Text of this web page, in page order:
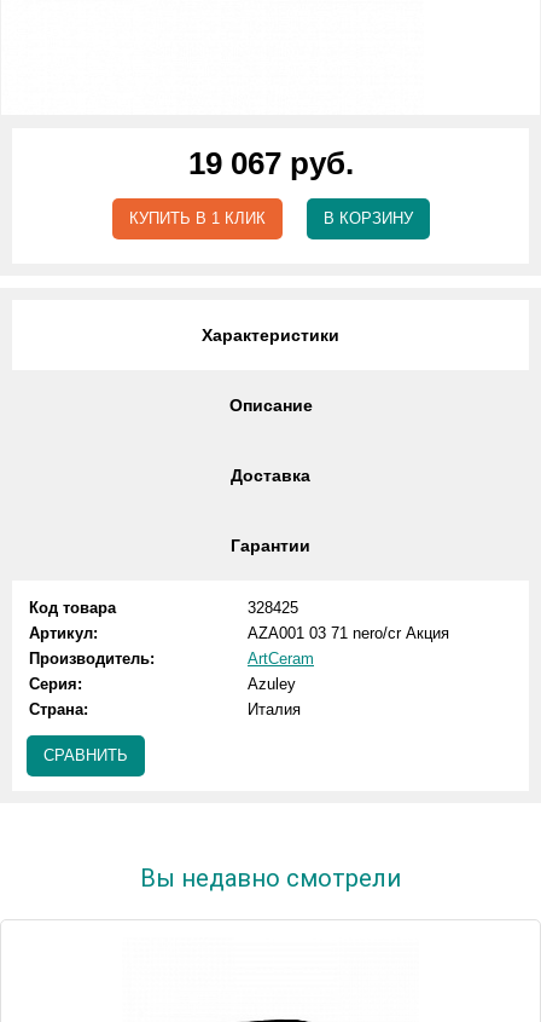
19 067 руб.
КУПИТЬ В 1 КЛИК В КОРЗИНУ
Характеристики
Описание
Доставка
Гарантии
Код товара
328425
Артикул:
AZA001 03 71 nero/cr Акция
Производитель:
ArtCeram
Серия:
Azuley
Страна:
Италия
СРАВНИТЬ
Вы недавно смотрели